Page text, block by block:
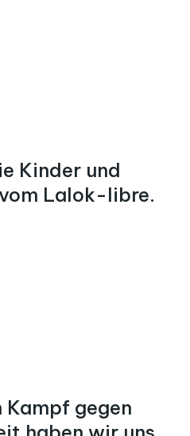
Kinder und
Lalok-libre.
Kampf gegen